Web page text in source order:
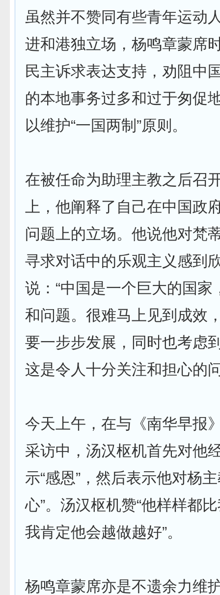
虽然并不赞同有些青年运动
进和港独立场，杨鸣章蒙席
民主诉求表达支持，劝阻中
的本地事务过多和过于匆促
以维护“一国两制”原则。
在被任命为助理主教之后召
上，他阐释了自己在中国政
问题上的立场。他说他对梵
寻求对话中的乐观主义感到
说：“中国是一个巨大的国家
和问题。很难马上见到成效
要一步步发展，同时也考虑
这是令人十分关注和担心的
今天上午，在与《南华早报
采访中，汤汉枢机首先对他
示“感恩”，然后表示他对杨
心”。汤汉枢机赞“他样样都
我肯定他会越做越好”。
杨鸣章蒙席亦是不遗余力维